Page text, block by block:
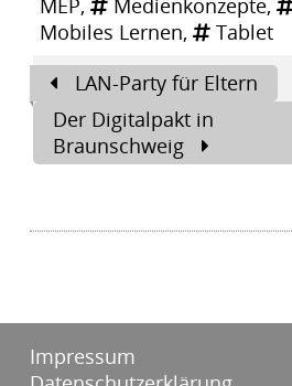
Mobiles Lernen, Tablet
Beitragsnavigation
LAN-Party für Eltern
Der Digitalpakt in
Braunschweig
Impressum